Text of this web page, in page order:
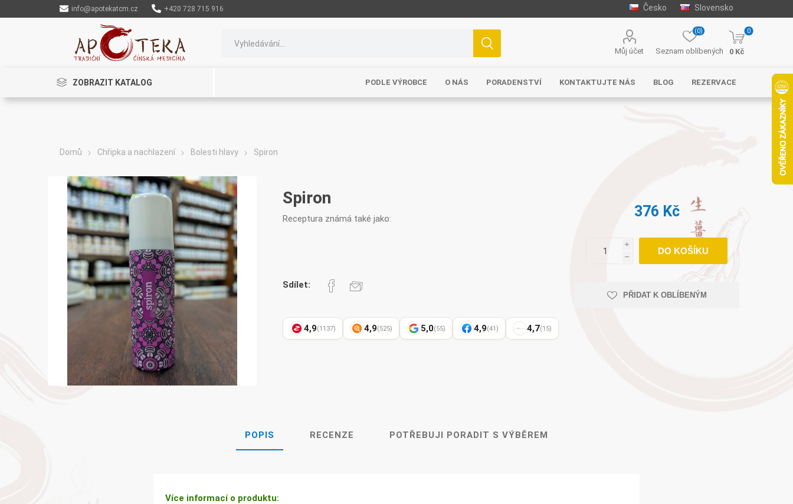
info@apotekatcm.cz +420 728 715 916 Česko Slovensko
Můj účet Seznam oblíbených
(0) 0
0 Kč
ZOBRAZIT KATALOG PODLE VÝROBCE O NÁS PORADENSTVÍ KONTAKTUJTE NÁS BLOG REZERVACE
Domů Chřipka a nachlazení Bolesti hlavy Spiron
Spiron
Receptura známá také jako:
Sdílet:
4,9(1137) 4,9(525) 5,0(55) 4,9(41) 4,7(15)
376 Kč
i
h
DO KOŠÍKU
PŘIDAT K OBLÍBENÝM
POPIS RECENZE POTŘEBUJI PORADIT S VÝBĚREM
Více informací o produktu: